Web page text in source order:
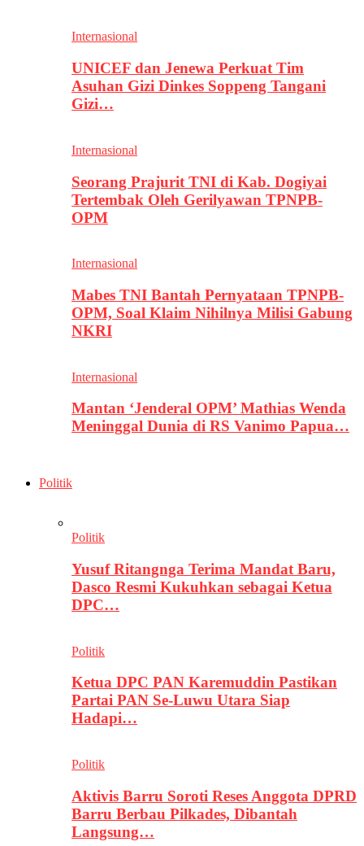
Internasional
UNICEF dan Jenewa Perkuat Tim
Asuhan Gizi Dinkes Soppeng Tangani
Gizi…
Internasional
Seorang Prajurit TNI di Kab. Dogiyai
Tertembak Oleh Gerilyawan TPNPB-
OPM
Internasional
Mabes TNI Bantah Pernyataan TPNPB-
OPM, Soal Klaim Nihilnya Milisi Gabung
NKRI
Internasional
Mantan ‘Jenderal OPM’ Mathias Wenda
Meninggal Dunia di RS Vanimo Papua…
Politik
Politik
Yusuf Ritangnga Terima Mandat Baru,
Dasco Resmi Kukuhkan sebagai Ketua
DPC…
Politik
Ketua DPC PAN Karemuddin Pastikan
Partai PAN Se-Luwu Utara Siap
Hadapi…
Politik
Aktivis Barru Soroti Reses Anggota DPRD
Barru Berbau Pilkades, Dibantah
Langsung…